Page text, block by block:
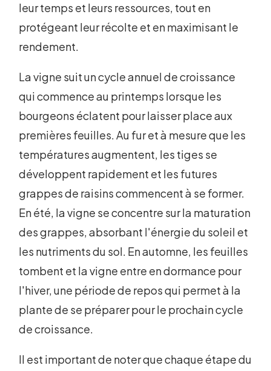
leur temps et leurs ressources, tout en
protégeant leur récolte et en maximisant le
rendement.
La vigne suit un cycle annuel de croissance
qui commence au printemps lorsque les
bourgeons éclatent pour laisser place aux
premières feuilles. Au fur et à mesure que les
températures augmentent, les tiges se
développent rapidement et les futures
grappes de raisins commencent à se former.
En été, la vigne se concentre sur la maturation
des grappes, absorbant l'énergie du soleil et
les nutriments du sol. En automne, les feuilles
tombent et la vigne entre en dormance pour
l'hiver, une période de repos qui permet à la
plante de se préparer pour le prochain cycle
de croissance.
Il est important de noter que chaque étape du